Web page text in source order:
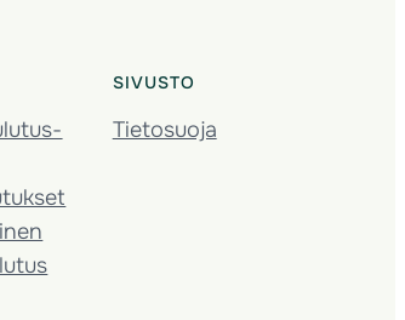
SIVUSTO
Tietosuoja